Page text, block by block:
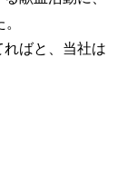
ばと、当社は